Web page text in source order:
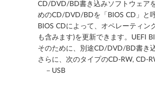
CD/DVD/BD書き込みソフトウェア
めのCD/DVD/BDを「BIOS CD」と
BIOS CDによって、オペレーティン
も含みます)を更新できます。UEFI
そのために、別途CD/DVD/BD書き
さらに、次のタイプのCD-RW, CD-
－USB